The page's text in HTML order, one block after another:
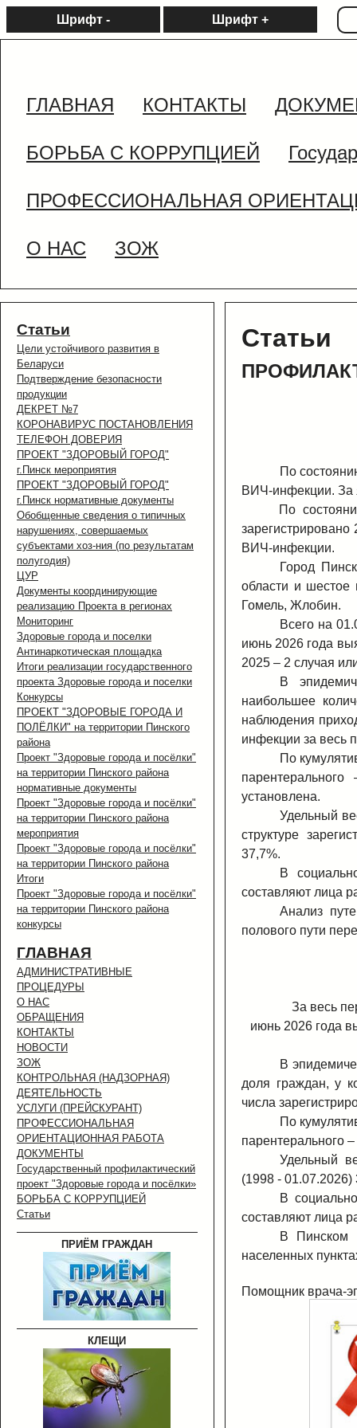
Шрифт - Шрифт +
ГЛАВНАЯ КОНТАКТЫ
БОРЬБА С КОРРУПЦИЕЙ
ПРОФЕССИОНАЛЬНАЯ
О НАС ЗОЖ
Статьи
Цели устойчивого развития в
Беларуси
Подтверждение безопасности
продукции
ДЕКРЕТ №7
КОРОНАВИРУС ПОСТАНОВЛЕНИЯ
ТЕЛЕФОН ДОВЕРИЯ
ПРОЕКТ "ЗДОРОВЫЙ ГОРОД"
г.Пинск мероприятия
ПРОЕКТ "ЗДОРОВЫЙ ГОРОД"
г.Пинск нормативные документы
Обобщенные сведения о типичных
нарушениях, совершаемых
субъектами хоз-ния (по результатам
полугодия)
ЦУР
Документы координирующие
реализацию Проекта в регионах
Мониторинг
Здоровые города и поселки
Антинаркотическая площадка
Итоги реализации государственного
проекта Здоровые города и поселки
Конкурсы
ПРОЕКТ "ЗДОРОВЫЕ ГОРОДА И
ПОЛЁЛКИ" на территории Пинского
района
Проект "Здоровые города и посёлки"
на территории Пинского района
нормативные документы
Проект "Здоровые города и посёлки"
на территории Пинского района
мероприятия
Проект "Здоровые города и посёлки"
на территории Пинского района
Итоги
Проект "Здоровые города и посёлки"
на территории Пинского района
конкурсы
ГЛАВНАЯ
АДМИНИСТРАТИВНЫЕ
ПРОЦЕДУРЫ
О НАС
ОБРАЩЕНИЯ
КОНТАКТЫ
НОВОСТИ
ЗОЖ
КОНТРОЛЬНАЯ (НАДЗОРНАЯ)
ДЕЯТЕЛЬНОСТЬ
УСЛУГИ (ПРЕЙСКУРАНТ)
ПРОФЕССИОНАЛЬНАЯ
ОРИЕНТАЦИОННАЯ РАБОТА
ДОКУМЕНТЫ
Государственный профилактический
проект "Здоровые города и посёлки»
БОРЬБА С КОРРУПЦИЕЙ
Статьи
ПРИЁМ ГРАЖДАН
КЛЕЩИ
Статьи
По
ВИЧ-инфекции. За
По
ВИЧ-инфекции.
Город
области и шестое
Гомель, Жлобин.
Всего на
июнь 2026 года
2025 – 2 случая
В
наибольшее
наблюдения
инфекции за весь
По
парентерального
установлена.
Удельный
структуре
37,7%.
В
составляют лица
Анализ
полового пути
За весь
июнь 2026 года
В
доля граждан, у
числа
По
парентерального
Удельный
(1998 -
В
составляют лица
В Пинском
населенных
Помощник